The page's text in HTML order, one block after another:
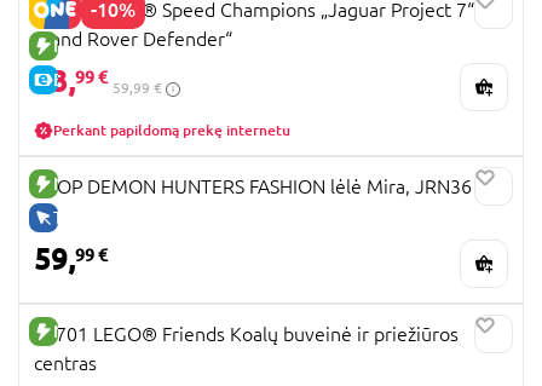
-10%
NAUJA PREKĖ
E-KAINA
77264 LEGO® Speed Champions „Jaguar Project 7“ ir
„Land Rover Defender“
53,99 €
59,99 €
Perkant papildomą prekę internetu
NAUJA PREKĖ
TIK INTERNETU
KPOP DEMON HUNTERS FASHION lėlė Mira, JRN36
59,99 €
NAUJA PREKĖ
42701 LEGO® Friends Koalų buveinė ir priežiūros
centras